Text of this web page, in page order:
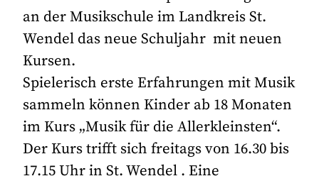
an der Musikschule im Landkreis St.
Wendel das neue Schuljahr mit neuen
Kursen.
Spielerisch erste Erfahrungen mit Musik
sammeln können Kinder ab 18 Monaten
im Kurs „Musik für die Allerkleinsten“.
Der Kurs trifft sich freitags von 16.30 bis
17.15 Uhr in St. Wendel . Eine